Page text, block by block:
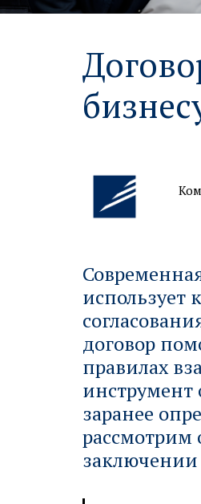
использует
договор
правилах
инструмент
заранее
рассмотрим
заключении